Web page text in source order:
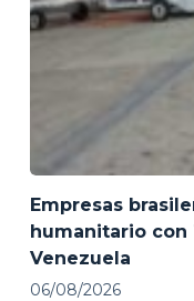
Empresas
humanitario con
Venezuela
06/08/2026